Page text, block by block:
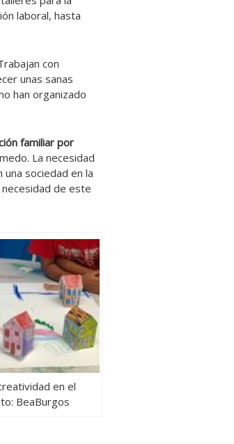
laboral, hasta
con
unas sanas
han organizado
familiar por
La necesidad
sociedad en la
de este
en el
BeaBurgos